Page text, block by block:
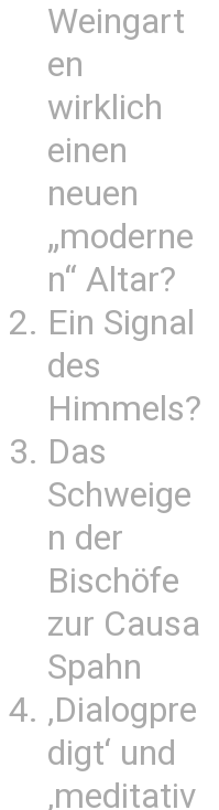
Weingart
en
wirklich
einen
neuen
„moderne
n“ Altar?
Ein Signal
des
Himmels?
Das
Schweige
n der
Bischöfe
zur Causa
Spahn
‚Dialogpre
digt‘ und
‚meditativ